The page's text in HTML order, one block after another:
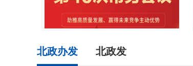
北政办发 北政发